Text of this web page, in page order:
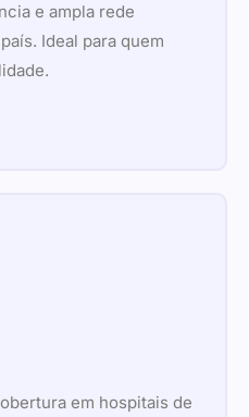
e ampla rede
Ideal para quem
em hospitais de